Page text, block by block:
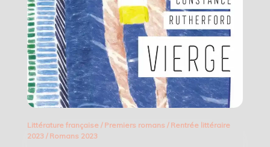
Littérature française/ Premiers romans / Rentrée littéraire
2023/ Romans 2023